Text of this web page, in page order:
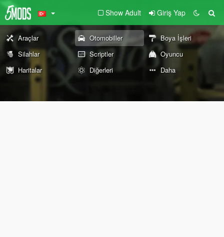
Show Adult Giriş Yap
Araçlar Otomobiller
Boya İşleri
Silahlar
Scriptler
Oyuncu
Haritalar
Diğerleri Daha